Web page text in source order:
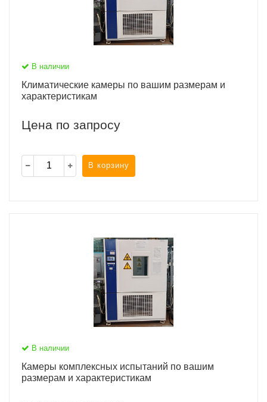
В наличии
Климатические камеры по вашим размерам и
характеристикам
Цена по запросу
В корзину
В наличии
Камеры комплексных испытаний по вашим
размерам и характеристикам